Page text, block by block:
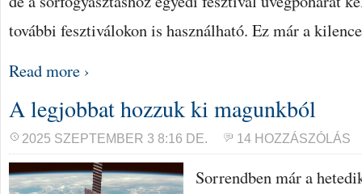
további fesztiválokon is használható. Ez már a
Read more ›
A legjobbat hozzuk ki magunkból
2025 SZEPTEMBER 3 8:16 DE. 14 HOZZÁSZÓLÁS
Sorrendben már a